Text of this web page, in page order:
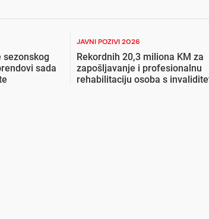
sezonskog
sada
JAVNI POZIVI 2026
Rekordnih 20,3 miliona KM za
zapošljavanje i profesionalnu
rehabilitaciju osoba s